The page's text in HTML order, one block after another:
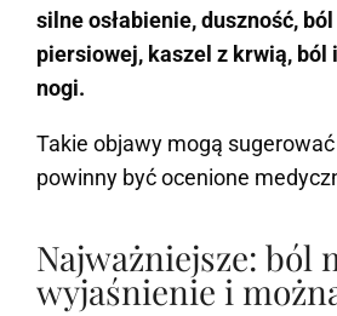
silne osłabienie, duszność,
piersiowej, kaszel z krwią, ból
nogi.
Takie objawy mogą sugerować
powinny być ocenione
Najważniejsze: ból
wyjaśnienie i